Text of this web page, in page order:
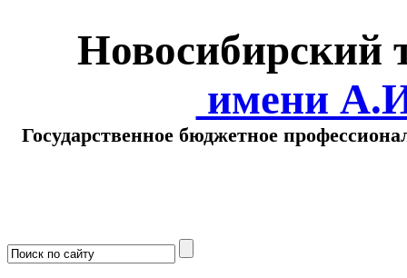
Новосибирский
имени
Государственное бюджетное